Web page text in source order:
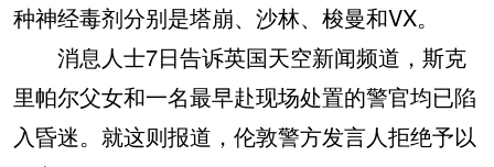
种神经毒剂分别是塔崩、沙林、梭曼和VX。
消息人士7日告诉英国天空新闻频道，斯克
里帕尔父女和一名最早赴现场处置的警官均已陷
入昏迷。就这则报道，伦敦警方发言人拒绝予以